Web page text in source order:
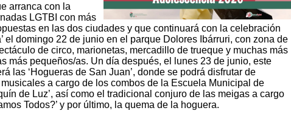
arranca con la
LGTBI con más
en las dos ciudades y que continuará con la celebración
el domingo 22 de junio en el parque Dolores Ibárruri, con zona de
de circo, marionetas, mercadillo de trueque y muchas más
más pequeños/as. Un día después, el lunes 23 de junio, este
las ‘Hogueras de San Juan’, donde se podrá disfrutar de
a cargo de los combos de la Escuela Municipal de
de Luz’, así como el tradicional conjuro de las meigas a cargo
Todos?’ y por último, la quema de la hoguera.